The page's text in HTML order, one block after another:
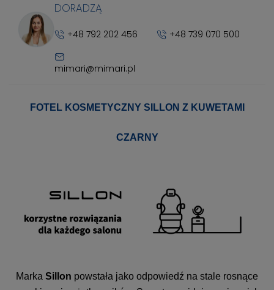
DORADZĄ
+48 792 202 456 +48 739 070 500
mimari@mimari.pl
FOTEL KOSMETYCZNY SILLON Z KUWETAMI
CZARNY
Marka Sillon powstała jako odpowiedź na stale rosnące